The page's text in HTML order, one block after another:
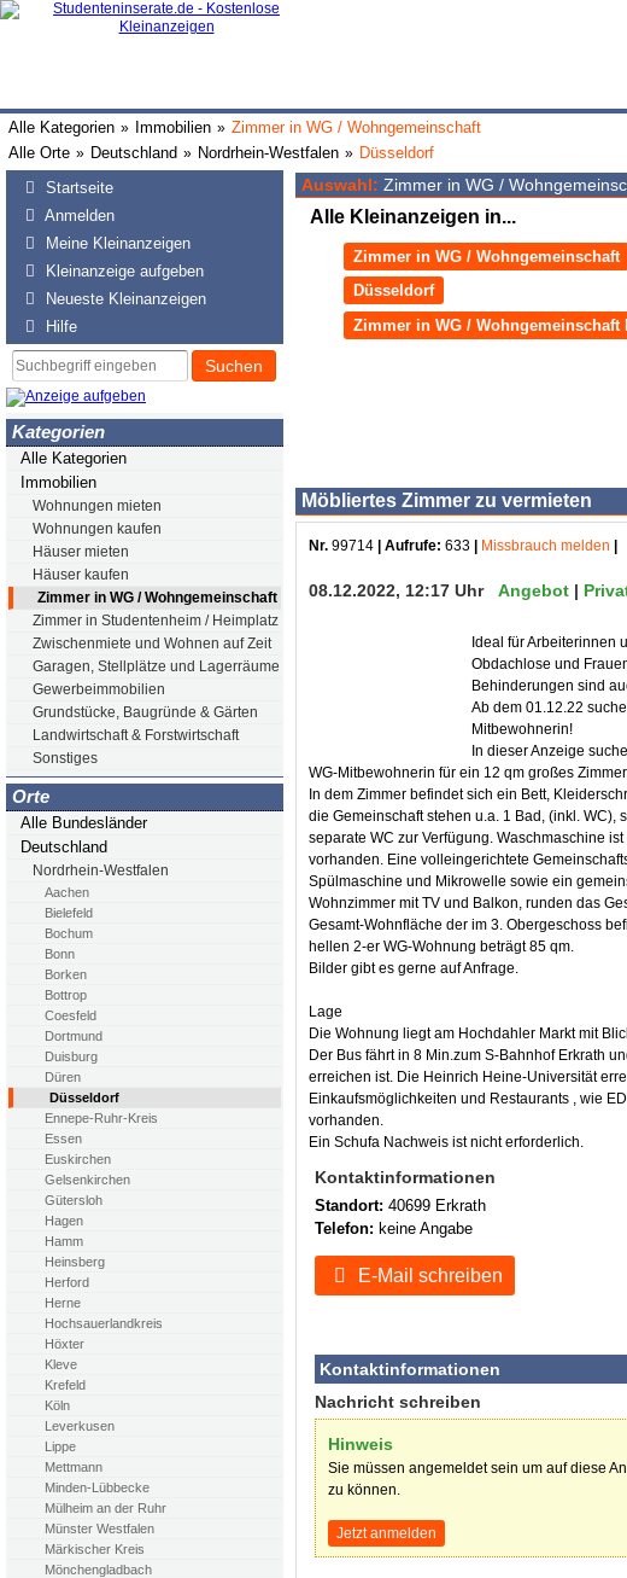
Alle Kategorien » Immobilien » Zimmer in WG / Wohngemeinschaft
Alle Orte » Deutschland » Nordrhein-Westfalen » Düsseldorf
Startseite
Anmelden
Meine Kleinanzeigen
Kleinanzeige aufgeben
Neueste Kleinanzeigen
Hilfe
Suchen
Kategorien
Alle Kategorien
Immobilien
Wohnungen mieten
Wohnungen kaufen
Häuser mieten
Häuser kaufen
Zimmer in WG / Wohngemeinschaft
Zimmer in Studentenheim / Heimplatz
Zwischenmiete und Wohnen auf Zeit
Garagen, Stellplätze und Lagerräume
Gewerbeimmobilien
Grundstücke, Baugründe & Gärten
Landwirtschaft & Forstwirtschaft
Sonstiges
Orte
Alle Bundesländer
Deutschland
Nordrhein-Westfalen
Aachen
Bielefeld
Bochum
Bonn
Borken
Bottrop
Coesfeld
Dortmund
Duisburg
Düren
Düsseldorf
Ennepe-Ruhr-Kreis
Essen
Euskirchen
Gelsenkirchen
Gütersloh
Hagen
Hamm
Heinsberg
Herford
Herne
Hochsauerlandkreis
Höxter
Kleve
Krefeld
Köln
Leverkusen
Lippe
Mettmann
Minden-Lübbecke
Mülheim an der Ruhr
Münster Westfalen
Märkischer Kreis
Mönchengladbach
Auswahl: Zimmer in WG /
Alle Kleinanzeigen in...
Zimmer in WG / Wohngemeinschaft
Düsseldorf
Zimmer in WG / Wohngemeinschaft
Möbliertes Zimmer zu vermieten
Nr. 99714 | Aufrufe: 633 Missbrauch melden
08.12.2022, 12:17 Uhr Angebot |
Ideal für Arbeiterinnen
Obdachlose und
Behinderungen sind
Ab dem 01.12.22
Mitbewohnerin!
In dieser Anzeige
WG-Mitbewohnerin für ein 12 qm großes
In dem Zimmer befindet sich ein Bett,
die Gemeinschaft stehen u.a. 1 Bad, (inkl. WC),
separate WC zur Verfügung. Waschmaschine
vorhanden. Eine volleingerichtete
Spülmaschine und Mikrowelle sowie ein
Wohnzimmer mit TV und Balkon, runden das
Gesamt-Wohnfläche der im 3. Obergeschoss
hellen 2-er WG-Wohnung beträgt 85 qm.
Bilder gibt es gerne auf Anfrage.
Lage
Die Wohnung liegt am Hochdahler Markt mit
Der Bus fährt in 8 Min.zum S-Bahnhof Erkrath
erreichen ist. Die Heinrich Heine-Universität
Einkaufsmöglichkeiten und Restaurants , wie
vorhanden.
Ein Schufa Nachweis ist nicht erforderlich.
Kontaktinformationen
Standort: 40699 Erkrath
Telefon: keine Angabe
E-Mail schreiben
Kontaktinformationen
Nachricht schreiben
Hinweis
Sie müssen angemeldet sein um auf diese
zu können.
Jetzt anmelden